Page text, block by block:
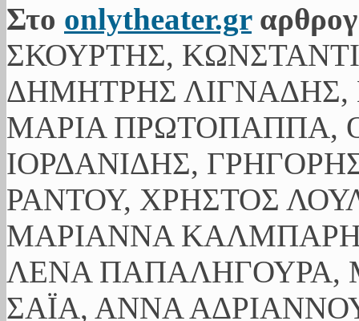
Στο onlytheater.gr
ΣΚΟΥΡΤΗΣ,
ΔΗΜΗΤΡΗΣ ΛΙΓΝΑΔΗΣ,
ΜΑΡΙΑ ΠΡΩΤΟΠΑΠΠΑ,
ΙΟΡΔΑΝΙΔΗΣ,
ΡΑΝΤΟΥ, ΧΡΗΣΤΟΣ
ΜΑΡΙΑΝΝΑ
ΛΕΝΑ ΠΑΠΑΛΗΓΟΥΡΑ,
ΣΑΪΑ, ΑΝΝΑ